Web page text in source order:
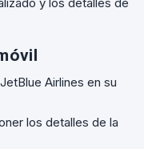
Airlines en su
los detalles de la